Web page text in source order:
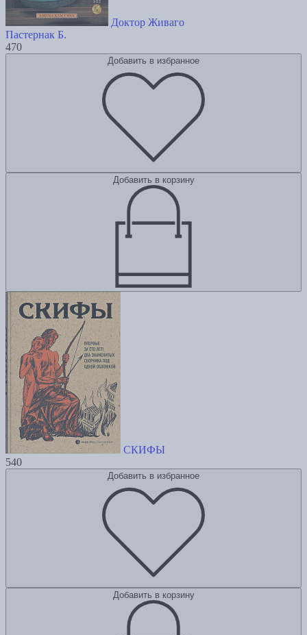
Доктор Живаго
Пастернак Б.
470
Добавить в избранное
Добавить в корзину
СКИФЫ
540
Добавить в избранное
Добавить в корзину